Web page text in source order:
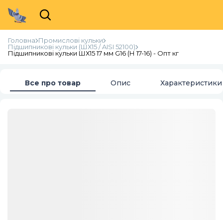
Головна Промислові кульки
Підшипникові кульки (ШХ15 / AISI 52100)
Підшипникові кульки ШХ15 17 мм G16 (Н 17-16) - Опт кг
Все про товар Опис Характеристики